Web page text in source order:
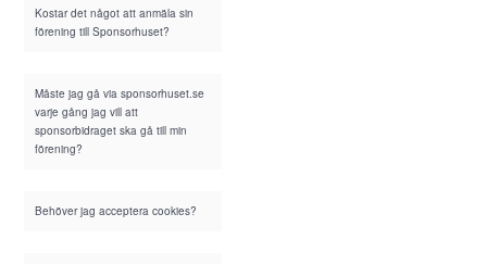
Kostar det något att anmäla sin
förening till Sponsorhuset?
Måste jag gå via sponsorhuset.se
varje gång jag vill att
sponsorbidraget ska gå till min
förening?
Behöver jag acceptera cookies?